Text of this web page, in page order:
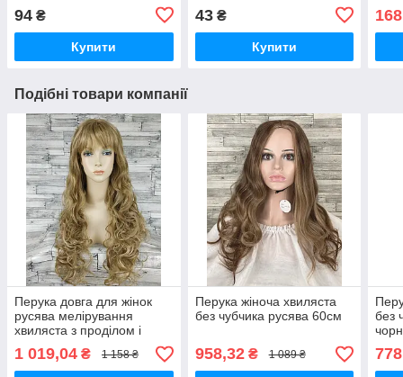
94 ₴
Купити
43₴
Купити
Подібні товари компанії
Перука довга для жінок
русява мелірування
хвиляста з проділом і
чубчиком 75см 33002А-
H16-613
1 019,04 ₴ 1 158 ₴
Перука жіноча хвиляста
без чубчика русява 60см
958,32₴ 1 089 ₴
без